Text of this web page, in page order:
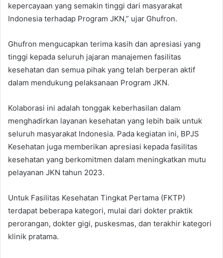
kepercayaan yang semakin tinggi dari masyarakat
Indonesia terhadap Program JKN,” ujar Ghufron.
Ghufron mengucapkan terima kasih dan apresiasi yang
tinggi kepada seluruh jajaran manajemen fasilitas
kesehatan dan semua pihak yang telah berperan aktif
dalam mendukung pelaksanaan Program JKN.
Kolaborasi ini adalah tonggak keberhasilan dalam
menghadirkan layanan kesehatan yang lebih baik untuk
seluruh masyarakat Indonesia. Pada kegiatan ini, BPJS
Kesehatan juga memberikan apresiasi kepada fasilitas
kesehatan yang berkomitmen dalam meningkatkan mutu
pelayanan JKN tahun 2023.
Untuk Fasilitas Kesehatan Tingkat Pertama (FKTP)
terdapat beberapa kategori, mulai dari dokter praktik
perorangan, dokter gigi, puskesmas, dan terakhir kategori
klinik pratama.